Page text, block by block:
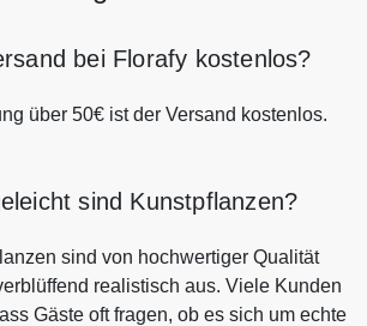
bei Florafy kostenlos?
über 50€ ist der Versand kostenlos.
sind Kunstpflanzen?
sind von hochwertiger Qualität
realistisch aus. Viele Kunden
Gäste oft fragen, ob es sich um echte